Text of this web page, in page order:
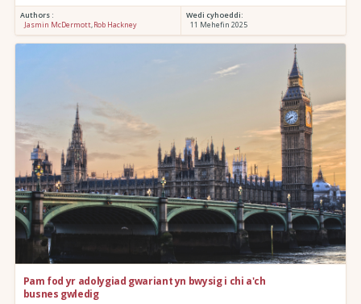
Authors :
Jasmin McDermott,Rob Hackney
Wedi cyhoeddi:
11 Mehefin 2025
Pam fod yr adolygiad gwariant yn bwysig i chi a'ch
busnes gwledig